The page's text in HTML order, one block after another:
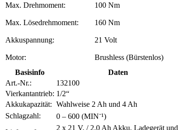
Max. Drehmoment: 100 Nm
Max. Lösedrehmoment: 160 Nm
Akkuspannung: 21 Volt
Motor:
Brushless (Bürstenlos)
Basisinfo
Daten
Art.-Nr.:
132100
Vierkantantrieb: 1/2“
Akkukapazität: Wahlweise 2 Ah und 4 Ah
Schlagzahl:
0 – 600 (MIN⁻¹)
2 x 21 V. / 2,0 Ah Akku, Ladegerät und